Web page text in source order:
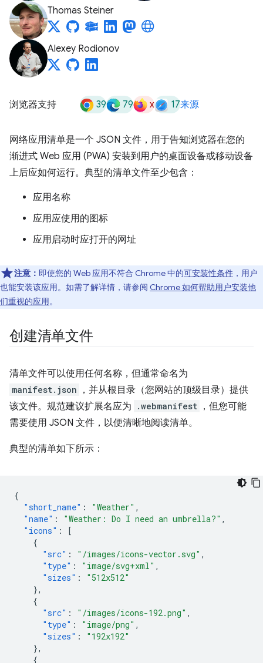
Thomas Steiner
Alexey Rodionov
浏览器支持 39 79 x 17来源
网络应用清单是一个 JSON 文件，用于告知浏览器在您的
渐进式 Web 应用 (PWA) 安装到用户的桌面设备或移动设备
上后应如何运行。典型的清单文件至少包含：
应用名称
应用应使用的图标
应用启动时应打开的网址
注意： 即使您的 Web 应用不符合 Chrome 中的可安装性条件 ，用户
也能安装该应用。如需了解详情，请参阅 Chrome 如何帮助用户安装他
们重视的应用。
创建清单文件
清单文件可以使用任何名称，但通常命名为
manifest.json
，并从根目录（您网站的顶级目录）提供
该文件。规范建议扩展名应为
.webmanifest ，但您可能
需要使用 JSON 文件，以便清晰地阅读清单。
典型的清单如下所示：
{
"short_name" : "Weather" ,
"name" : "Weather: Do I need an umbrella?" ,
"icons" :
[
{
"src" : "/images/icons-vector.svg" ,
"type" : "image/svg+xml" ,
"sizes" :
"512x512"
},
{
"src" : "/images/icons-192.png" ,
"type" : "image/png" ,
"sizes" :
"192x192"
},
{